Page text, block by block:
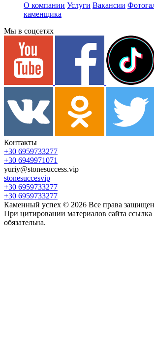
О компании Услуги Вакансии
каменщика
Мы в соцсетях
Контакты
+30 6959733277
+30 6949971071
yuriy@stonesuccess.vip
stonesuccesvip
+30 6959733277
+30 6959733277
Каменный успех © 2026 Все права
При цитировании материалов сайта ссылка
обязательна.